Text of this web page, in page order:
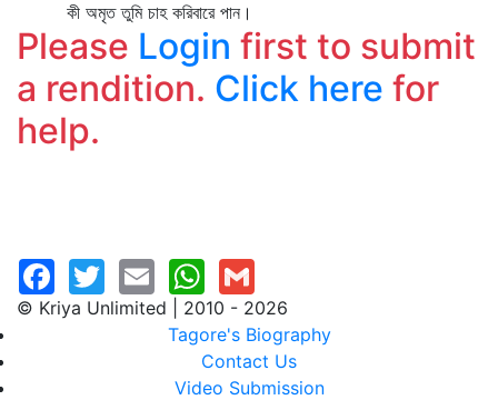
কী অমৃত তুমি চাহ করিবারে পান।
Please Login first to submit
a rendition. Click here for
help.
© Kriya Unlimited | 2010 - 2026
Tagore's Biography
Contact Us
Video Submission